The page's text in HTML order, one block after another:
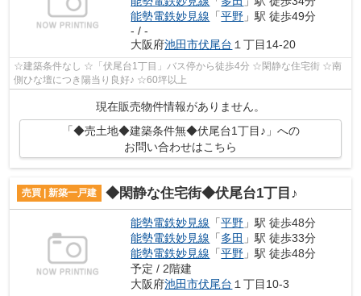
能勢電鉄妙見線 「平野 」駅 徒歩49分
- / -
大阪府池田市伏尾台 １丁目14-20
☆建築条件なし ☆「伏尾台1丁目」バス停から徒歩4分 ☆閑静な住宅街 ☆南
側ひな壇につき陽当り良好♪ ☆60坪以上
現在販売物件情報がありません。
「◆売土地◆建築条件無◆伏尾台1丁目♪」への
お問い合わせはこちら
売買 | 新築一戸建 ◆閑静な住宅街◆伏尾台1丁目♪
能勢電鉄妙見線 「平野 」駅 徒歩48分
能勢電鉄妙見線 「多田 」駅 徒歩33分
能勢電鉄妙見線 「平野 」駅 徒歩48分
予定 / 2階建
大阪府池田市伏尾台 １丁目10-3